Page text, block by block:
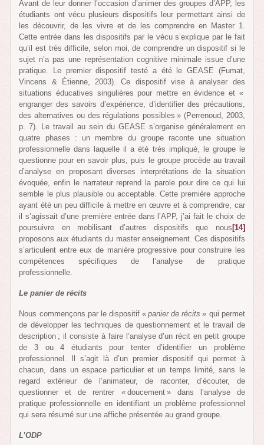
Avant de leur donner l’occasion d’animer des groupes d’APP, les
étudiants ont vécu plusieurs dispositifs leur permettant ainsi de
les découvrir, de les vivre et de les comprendre en Master 1.
Cette entrée dans les dispositifs par le vécu s’explique par le fait
qu’il est très difficile, selon moi, de comprendre un dispositif si le
sujet n’a pas une représentation cognitive minimale issue d’une
pratique. Le premier dispositif testé a été le GEASE (Fumat,
Vincens & Étienne, 2003). Ce dispositif vise à analyser des
situations éducatives singulières pour mettre en évidence et «
engranger des savoirs d’expérience, d’identifier des précautions,
des alternatives ou des régulations possibles » (Perrenoud, 2003,
p. 7). Le travail au sein du GEASE s’organise généralement en
quatre phases : un membre du groupe raconte une situation
professionnelle dans laquelle il a été très impliqué, le groupe le
questionne pour en savoir plus, puis le groupe procède au travail
d’analyse en proposant diverses interprétations de la situation
évoquée, enfin le narrateur reprend la parole pour dire ce qui lui
semble le plus plausible ou acceptable. Cette première approche
ayant été un peu difficile à mettre en œuvre et à comprendre, car
il s’agissait d’une première entrée dans l’APP, j’ai fait le choix de
poursuivre en mobilisant d’autres dispositifs que nous [14]
proposons aux étudiants du master enseignement. Ces dispositifs
s’articulent entre eux de manière progressive pour construire les
compétences spécifiques de l’analyse de pratique
professionnelle.
Le panier de récits
Nous commençons par le dispositif «panier de récits» qui permet
de développer les techniques de questionnement et le travail de
description ; il consiste à faire l’analyse d’un récit en petit groupe
de 3 ou 4 étudiants pour tenter d’identifier un problème
professionnel. Il s’agit là d’un premier dispositif qui permet à
chacun, dans un espace particulier et un temps limité, sans le
regard extérieur de l’animateur, de raconter, d’écouter, de
questionner et de rentrer « doucement » dans l’analyse de
pratique professionnelle en identifiant un problème professionnel
qui sera résumé sur une affiche présentée au grand groupe.
L’ODP